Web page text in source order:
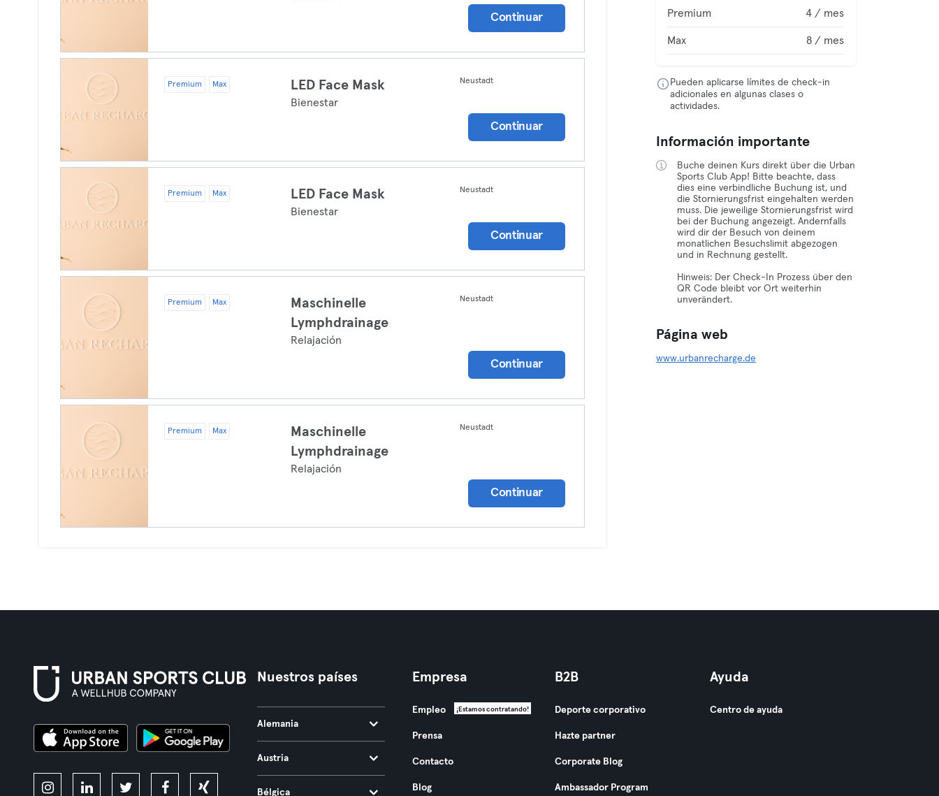
Continuar
Premium Max LED Face Mask
Bienestar
Neustadt
Continuar
Premium Max LED Face Mask
Bienestar
Neustadt
Continuar
Premium Max
Maschinelle
Lymphdrainage
Relajación
Neustadt
Continuar
Premium Max
Maschinelle
Lymphdrainage
Relajación
Neustadt
Continuar
Premium 4 / mes
Max 8 / mes
Pueden aplicarse límites de check-in
adicionales en algunas clases o
actividades.
Información importante
Buche deinen Kurs direkt über die Urban
Sports Club App! Bitte beachte, dass
dies eine verbindliche Buchung ist, und
die Stornierungsfrist eingehalten werden
muss. Die jeweilige Stornierungsfrist wird
bei der Buchung angezeigt. Andernfalls
wird dir der Besuch von deinem
monatlichen Besuchslimit abgezogen
und in Rechnung gestellt.
Hinweis: Der Check-In Prozess über den
QR Code bleibt vor Ort weiterhin
unverändert.
Página web
www.urbanrecharge.de
Nuestros países
Alemania
Austria
Bélgica
Empresa
Empleo ¡Estamos contratando!
Prensa
Contacto
Blog
B2B
Deporte corporativo
Hazte partner
Corporate Blog
Ambassador Program
Ayuda
Centro de ayuda